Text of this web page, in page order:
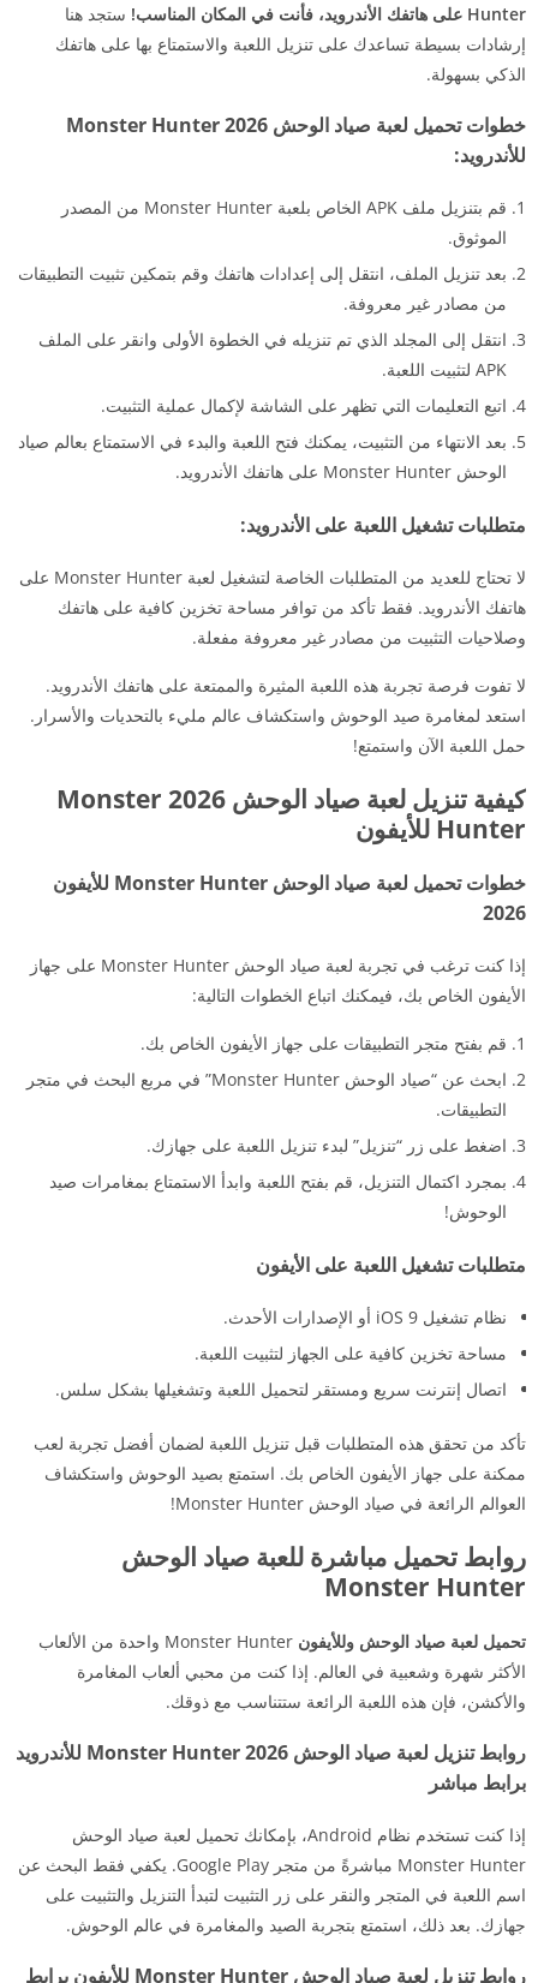
Hunter على هاتفك الأندرويد، فأنت في المكان المناسب!
ستجد هنا
إرشادات بسيطة تساعدك على تنزيل اللعبة والاستمتاع بها على هاتفك
الذكي بسهولة.
خطوات تحميل لعبة صياد الوحش 2026 Monster Hunter
للأندرويد:
قم بتنزيل ملف APK الخاص بلعبة Monster Hunter من المصدر
الموثوق.
بعد تنزيل الملف، انتقل إلى إعدادات هاتفك وقم بتمكين تثبيت التطبيقات
من مصادر غير معروفة.
انتقل إلى المجلد الذي تم تنزيله في الخطوة الأولى وانقر على الملف
APK لتثبيت اللعبة.
اتبع التعليمات التي تظهر على الشاشة لإكمال عملية التثبيت.
بعد الانتهاء من التثبيت، يمكنك فتح اللعبة والبدء في الاستمتاع بعالم صياد
الوحش Monster Hunter على هاتفك الأندرويد.
متطلبات تشغيل اللعبة على الأندرويد:
لا تحتاج للعديد من المتطلبات الخاصة لتشغيل لعبة Monster Hunter على
هاتفك الأندرويد. فقط تأكد من توافر مساحة تخزين كافية على هاتفك
وصلاحيات التثبيت من مصادر غير معروفة مفعلة.
لا تفوت فرصة تجربة هذه اللعبة المثيرة والممتعة على هاتفك الأندرويد.
استعد لمغامرة صيد الوحوش واستكشاف عالم مليء بالتحديات والأسرار.
حمل اللعبة الآن واستمتع!
كيفية تنزيل لعبة صياد الوحش 2026 Monster
Hunter للأيفون
خطوات تحميل لعبة صياد الوحش Monster Hunter للأيفون
2026
إذا كنت ترغب في تجربة لعبة صياد الوحش Monster Hunter على جهاز
الأيفون الخاص بك، فيمكنك اتباع الخطوات التالية:
قم بفتح متجر التطبيقات على جهاز الأيفون الخاص بك.
ابحث عن “صياد الوحش Monster Hunter” في مربع البحث في متجر
التطبيقات.
اضغط على زر “تنزيل” لبدء تنزيل اللعبة على جهازك.
بمجرد اكتمال التنزيل، قم بفتح اللعبة وابدأ الاستمتاع بمغامرات صيد
الوحوش!
متطلبات تشغيل اللعبة على الأيفون
نظام تشغيل iOS 9 أو الإصدارات الأحدث.
مساحة تخزين كافية على الجهاز لتثبيت اللعبة.
اتصال إنترنت سريع ومستقر لتحميل اللعبة وتشغيلها بشكل سلس.
تأكد من تحقق هذه المتطلبات قبل تنزيل اللعبة لضمان أفضل تجربة لعب
ممكنة على جهاز الأيفون الخاص بك. استمتع بصيد الوحوش واستكشاف
العوالم الرائعة في صياد الوحش Monster Hunter!
روابط تحميل مباشرة للعبة صياد الوحش
Monster Hunter
تحميل لعبة صياد الوحش وللأيفون
Monster Hunter واحدة من الألعاب
الأكثر شهرة وشعبية في العالم. إذا كنت من محبي ألعاب المغامرة
والأكشن، فإن هذه اللعبة الرائعة ستتناسب مع ذوقك.
روابط تنزيل لعبة صياد الوحش 2026 Monster Hunter للأندرويد
برابط مباشر
إذا كنت تستخدم نظام Android، بإمكانك تحميل لعبة صياد الوحش
Monster Hunter مباشرةً من متجر Google Play. يكفي فقط البحث عن
اسم اللعبة في المتجر والنقر على زر التثبيت لتبدأ التنزيل والتثبيت على
جهازك. بعد ذلك، استمتع بتجربة الصيد والمغامرة في عالم الوحوش.
روابط تنزيل لعبة صياد الوحش Monster Hunter للأيفون برابط